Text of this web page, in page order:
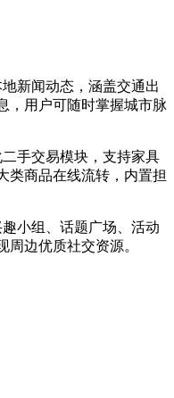
新闻动态，涵盖交通出
，用户可随时掌握城市脉
手交易模块，支持家具
类商品在线流转，内置担
小组、话题广场、活动
边优质社交资源。